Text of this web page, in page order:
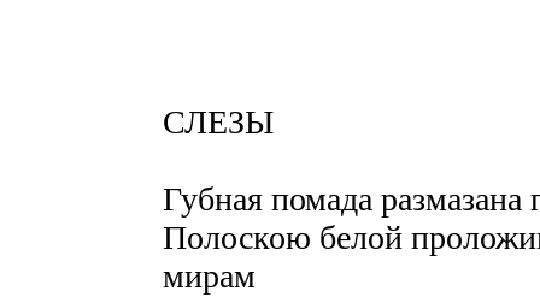
СЛЕЗЫ
Губная помада
Полоскою белой
мирам